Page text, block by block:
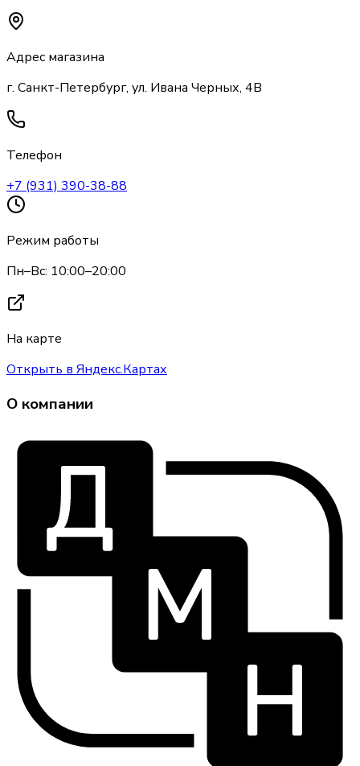
Адрес магазина
г. Санкт-Петербург, ул. Ивана Черных, 4В
Телефон
+7 (931) 390-38-88
Режим работы
Пн–Вс: 10:00–20:00
На карте
Открыть в Яндекс.Картах
О компании